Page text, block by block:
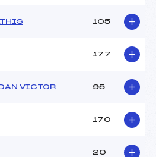
105
177
VICTOR 95
170
20